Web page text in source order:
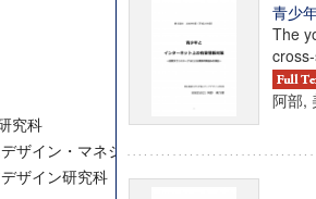
究科
ザイン・マネジメント研究科
ザイン研究科
青少
The
阿部,